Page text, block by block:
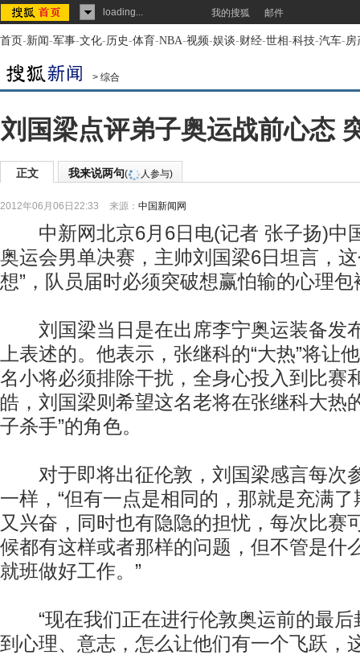
loading... 我的搜狐 邮件
首页-新闻-军事-文化-历史-体育-NBA-视频-娱谈-财经-世相-科技-汽车-房
> 综合
刘国梁点评弟子奥运战前心态
正文 我来说两句( 人参与)
2012年06月06日22:33 来源： 中国新闻网
中新网北京6月6日电(记者 张子扬)中
奥运会男单决赛，主帅刘国梁6日坦言，
想”，队员届时必须突破想赢怕输的心理包
刘国梁当日是在出席李宁奥运装备发
上表述的。他表示，张继科的“大热”将让
名小将必须排除干扰，全身心投入到比赛
皓，刘国梁则希望这名老将在张继科大热
子杀手”的角色。
对于即将出征伦敦，刘国梁感言每次
一样，“但有一点是相同的，那就是充满
又兴奋，同时也有隐隐的担忧，每次比赛
候都有这样或者那样的问题，但不管是什
就班做好工作。”
“现在我们正在进行伦敦奥运前的最后
到心理、意志，怎么让他们有一个飞跃，